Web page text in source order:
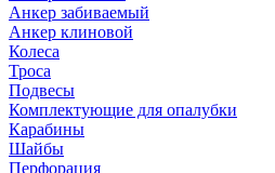
Анкер забиваемый
Анкер клиновой
Колеса
Троса
Подвесы
Комплектующие для опалубки
Карабины
Шайбы
Перфорация